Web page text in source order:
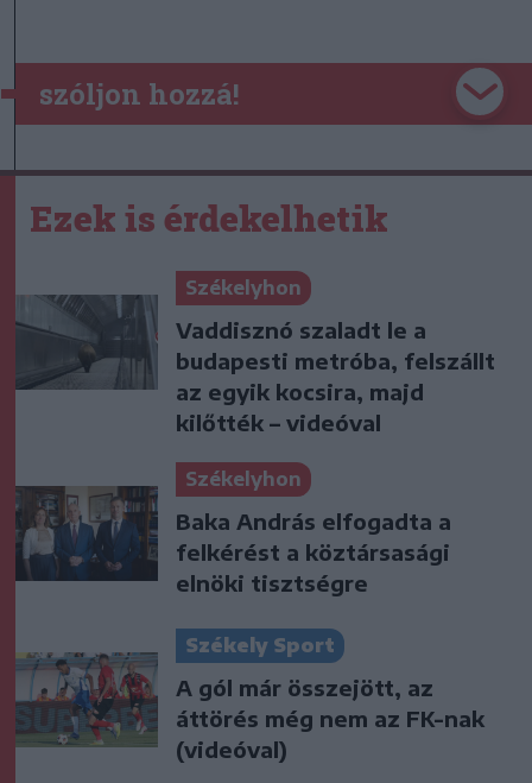
szóljon hozzá!
Ezek is érdekelhetik
Székelyhon
Vaddisznó szaladt le a
budapesti metróba, felszállt
az egyik kocsira, majd
kilőtték – videóval
Székelyhon
Baka András elfogadta a
felkérést a köztársasági
elnöki tisztségre
Székely Sport
A gól már összejött, az
áttörés még nem az FK-nak
(videóval)